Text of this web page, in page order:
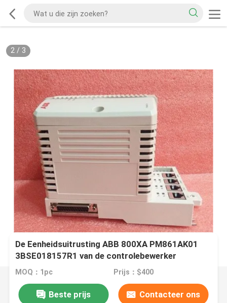
2/ 3
De Eenheidsuitrusting ABB 800XA PM861AK01
3BSE018157R1 van de controlebewerker
MOQ：1pc Prijs：$400
Beste prijs Contacteer ons